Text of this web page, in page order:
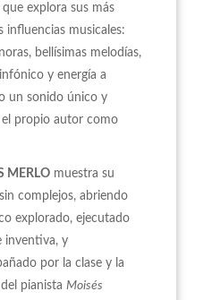
que explora sus más
influencias musicales:
bellísimas melodías,
y energía a
un sonido único y
propio autor como
MERLO muestra su
complejos, abriendo
explorado, ejecutado
inventiva, y
por la clase y la
pianista Moisés